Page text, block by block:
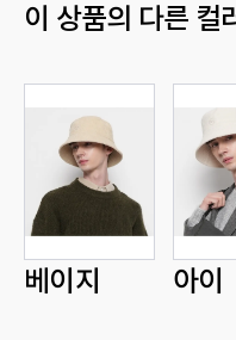
이 상품의 다른 컬
베이지 아이